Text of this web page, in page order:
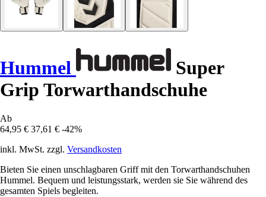
Hummel
Super
Grip Torwarthandschuhe
Ab
64,95 € 37,61 € -42%
inkl. MwSt. zzgl. Versandkosten
Bieten Sie einen unschlagbaren Griff mit den Torwarthandschuhen
Hummel. Bequem und leistungsstark, werden sie Sie während des
gesamten Spiels begleiten.